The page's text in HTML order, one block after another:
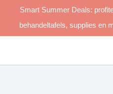
Smart Summer Deals:
behandeltafels, supplies en